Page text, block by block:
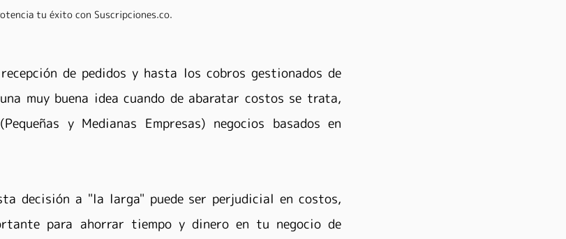
tu éxito con Suscripciones.co.
de pedidos y hasta los cobros gestionados de
muy buena idea cuando de abaratar costos se trata,
y Medianas Empresas) negocios basados en
decisión a "la larga" puede ser perjudicial en costos,
para ahorrar tiempo y dinero en tu negocio de